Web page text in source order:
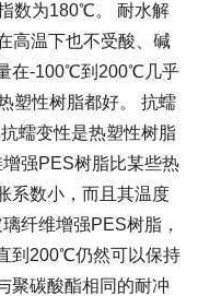
数为180℃。 耐水解
高温下也不受酸、碱
在-100℃到200℃几乎
塑性树脂都好。 抗蠕
蠕变性是热塑性树脂
强PES树脂比某些热
系数小，而且其温度
纤维增强PES树脂，
到200℃仍然可以保持
聚碳酸酯相同的耐冲